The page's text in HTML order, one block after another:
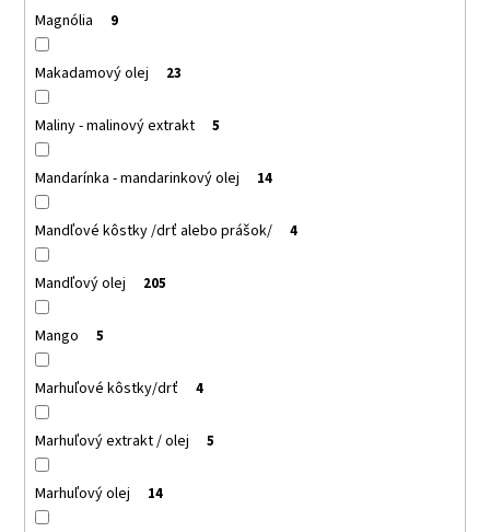
Magnólia 9
Makadamový olej 23
Maliny - malinový extrakt 5
Mandarínka - mandarinkový olej 14
Mandľové kôstky /drť alebo prášok/ 4
Mandľový olej 205
Mango 5
Marhuľové kôstky/drť 4
Marhuľový extrakt / olej 5
Marhuľový olej 14